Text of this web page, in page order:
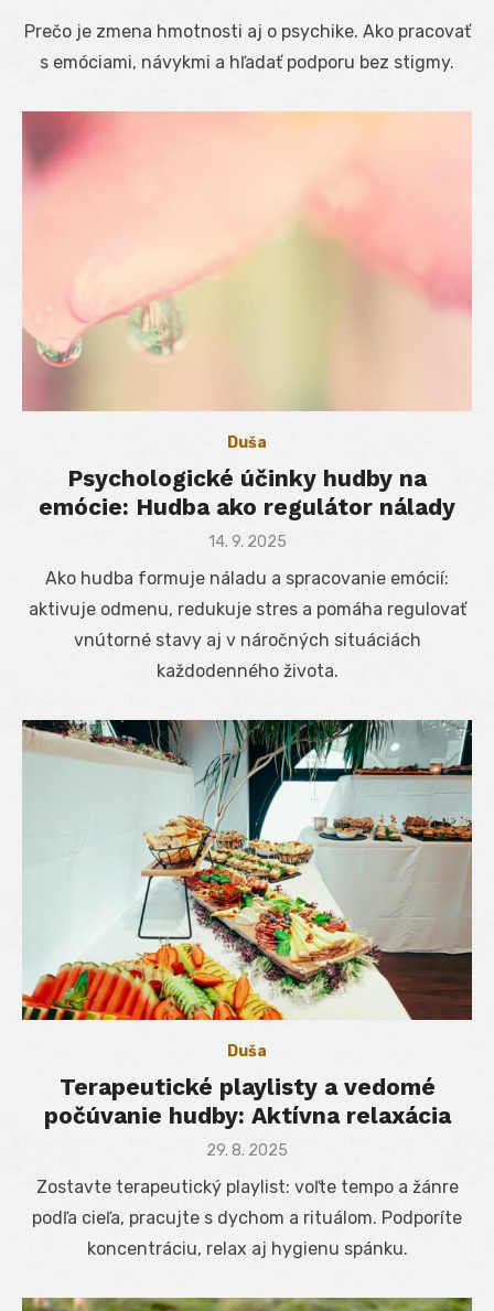
Prečo je zmena hmotnosti aj o psychike. Ako pracovať
s emóciami, návykmi a hľadať podporu bez stigmy.
Duša
Psychologické účinky hudby na
emócie: Hudba ako regulátor nálady
Posted
14. 9. 2025
Ako hudba formuje náladu a spracovanie emócií:
aktivuje odmenu, redukuje stres a pomáha regulovať
vnútorné stavy aj v náročných situáciách
každodenného života.
Duša
Terapeutické playlisty a vedomé
počúvanie hudby: Aktívna relaxácia
Posted
29. 8. 2025
Zostavte terapeutický playlist: voľte tempo a žánre
podľa cieľa, pracujte s dychom a rituálom. Podporíte
koncentráciu, relax aj hygienu spánku.